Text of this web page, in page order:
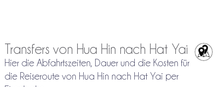
Transfers von Hua Hin nach Hat Yai
Hier die Abfahrtszeiten, Dauer und die Kosten für
die Reiseroute von Hua Hin nach Hat Yai per